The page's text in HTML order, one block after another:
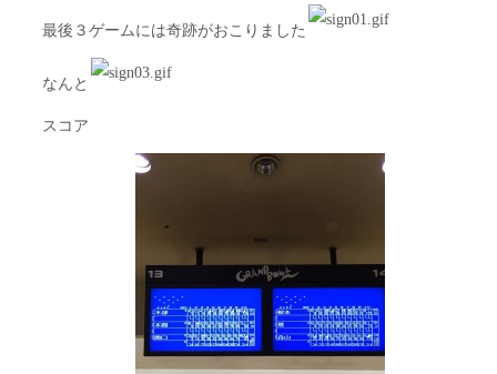
最後３ゲームには奇跡がおこりました
なんと
スコア